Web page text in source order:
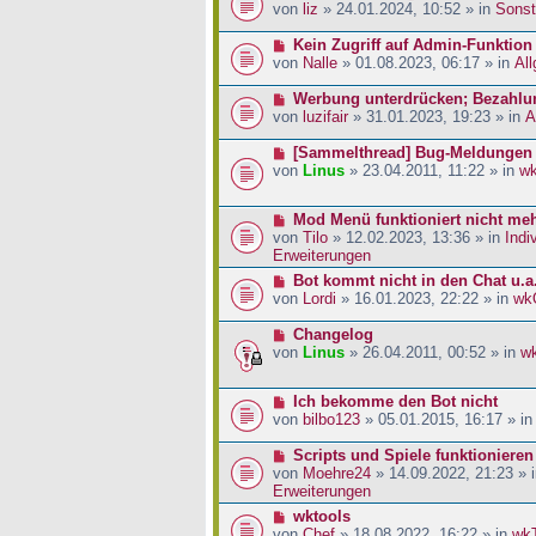
g
i
a
r
e
i
a
e
e
r
e
i
a
von liz » 24.01.2024, 10:52 » in
N
e
e
r
e
i
r
a
g
Kein Zugriff auf Admin-
von Nalle » 01.08.2023, 06:17 » in
N
e
e
r
e
t
r
a
g
Werbung unterdrücken;
von luzifair » 31.01.2023, 19:23 » in
N
e
e
B
e
t
a
g
[Sammelthread] Bug-Meldungen
von Linus » 23.04.2011, 11:22 » in
N
e
u
e
B
e
t
a
g
Mod Menü funktioniert nicht
von Tilo » 12.02.2023, 13:36 » in
Erweiterungen
N
e
e
r
e
t
r
a
g
Bot kommt nicht in den Chat u.a.
von
Lordi » 16.01.2023, 22:22 » in
N
e
e
B
e
t
r
a
g
Changelog
von Linus » 26.04.2011, 00:52 » in
N
e
e
r
B
e
Ich bekomme den Bot nicht
von bilbo123 » 05.01.2015, 16:17 » in
N
e
u
e
Scripts und Spiele
von Moehre24 » 14.09.2022, 21:23 »
Erweiterungen
Nwktools